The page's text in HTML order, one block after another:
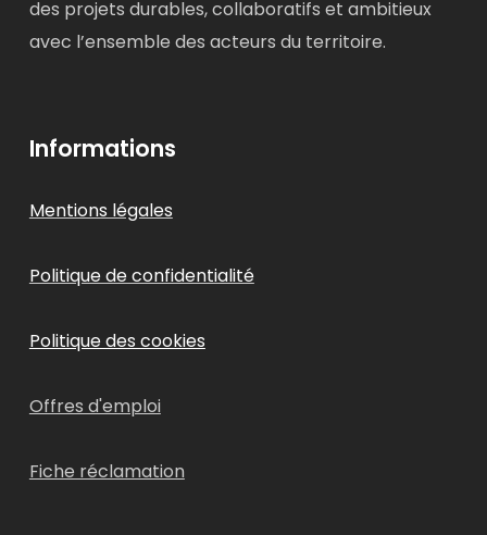
des projets durables, collaboratifs et ambitieux
avec l’ensemble des acteurs du territoire.
Informations
Mentions légales
Politique de confidentialité
Politique des cookies
Offres d'emploi
Fiche réclamation